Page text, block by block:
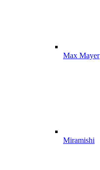
Max Mayer
Miramishi